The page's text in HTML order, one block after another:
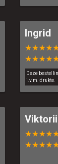
Ingrid
Deze
i.v.m. drukte.